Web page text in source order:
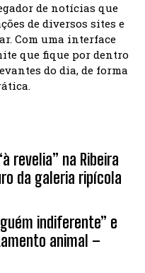
de notícias que
de diversos sites e
Com uma interface
que fique por dentro
do dia, de forma
revelia” na Ribeira
da galeria ripícola
indiferente” e
animal –